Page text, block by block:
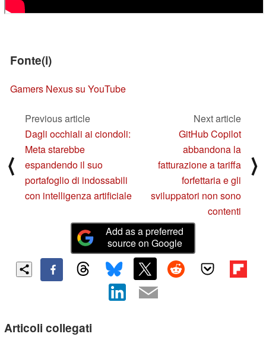
Fonte(i)
Gamers Nexus su YouTube
⟨
Previous article
Dagli occhiali ai ciondoli:
Meta starebbe
espandendo il suo
portafoglio di indossabili
con intelligenza artificiale
Next article
GitHub Copilot
abbandona la
fatturazione a tariffa
forfettaria e gli
sviluppatori non sono
contenti
⟩
Add as a preferred
source on Google
Articoli collegati